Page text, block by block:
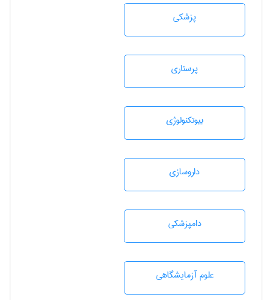
پزشكی
پرستاری
بيوتكنولوژی
داروسازی
دامپزشكی
علوم آزمايشگاهی